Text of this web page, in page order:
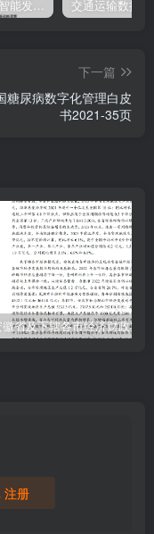
伙伴带来应对气候变化
有超过20年的行业经
专业的低碳服务。中关
、专利保护、政策研
加速全球空气质量改善
了一系列清洁空气相关
50多份政策与市场研究
术，并与20个国家的伙
年启动了针对绿色科技
目标，依托产业资源并
洁技术领域的科技成
权保护以及国际技术转
下一篇
糖尿病数字化管理白皮
书2021-35页
注册